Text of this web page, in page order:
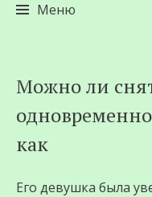
Меню
к
содержимому
Можно ли
как
Его девушка была